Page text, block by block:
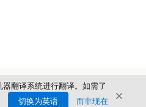
翻译系统进行翻译。如需了
切换为英语 而非现在 关闭